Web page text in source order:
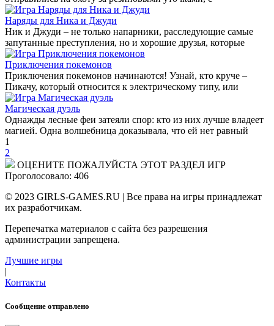
Наряды для Ника и Джуди
Ник и Джуди – не только напарники, расследующие самые
запутанные преступления, но и хорошие друзья, которые
Приключения покемонов
Приключения покемонов начинаются! Узнай, кто круче –
Пикачу, который относится к электрическому типу, или
Магическая дуэль
Однажды лесные феи затеяли спор: кто из них лучше владеет
магией. Одна волшебница доказывала, что ей нет равный
1
2
ОЦЕНИТЕ ПОЖАЛУЙСТА ЭТОТ РАЗДЕЛ ИГР
Проголосовало: 406
© 2023 GIRLS-GAMES.RU | Все права на игры принадлежат
их разработчикам.
Перепечатка материалов с сайта без разрешения
администрации запрещена.
Лучшие игры
|
Контакты
Сообщение отправлено